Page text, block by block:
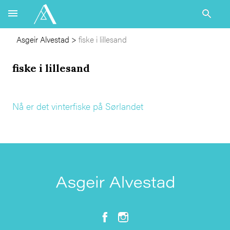
Asgeir Alvestad > fiske i lillesand
fiske i lillesand
Nå er det vinterfiske på Sørlandet